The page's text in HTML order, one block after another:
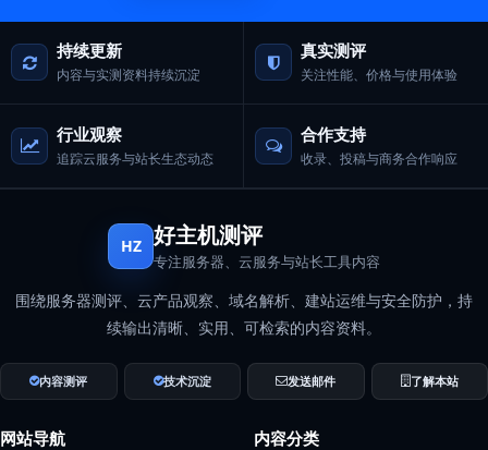
持续更新
内容与实测资料持续沉淀
真实测评
关注性能、价格与使用体验
行业观察
追踪云服务与站长生态动态
合作支持
收录、投稿与商务合作响应
HZ 好主机测评
专注服务器、云服务与站长工具内容
围绕服务器测评、云产品观察、域名解析、建站运维与安全防护，持
续输出清晰、实用、可检索的内容资料。
内容测评 技术沉淀 发送邮件 了解本站
网站导航 内容分类